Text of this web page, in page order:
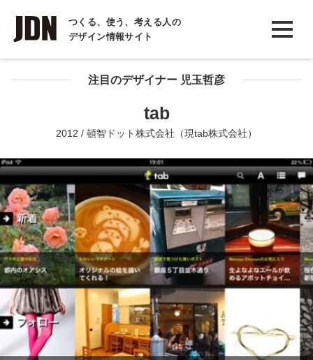
つくる、使う、考える人の
デザイン情報サイト
INTERVIEW
インタビュー
REPORT
COLUMN
注目のデザイナー 児玉哲彦
tab
2012 / 頓智ドット株式会社（現tab株式会社）